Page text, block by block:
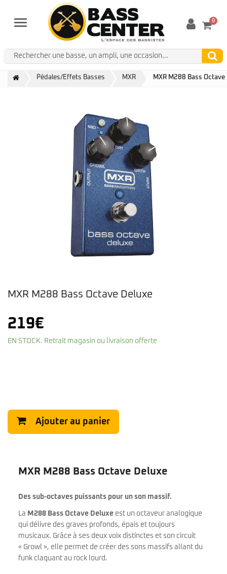
Menu 0
Pédales/Effets Basses MXR MXR M288 Bass
MXR M288 Bass Octave Deluxe
219€
EN STOCK. Retrait magasin ou livraison offerte
Ajouter au panier
MXR M288 Bass Octave Deluxe
Des sub-octaves puissants pour un son massif.
La M288 Bass Octave Deluxe est un octaveur analogique
qui délivre des graves profonds, épais et toujours
musicaux. Grâce à ses deux voix distinctes et son circuit
« Growl », elle permet de créer des sons massifs allant du
funk claquant au rock lourd.